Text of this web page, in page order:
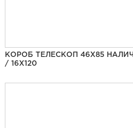
КОРОБ ТЕЛЕСКОП 46Х85
/ 16Х120